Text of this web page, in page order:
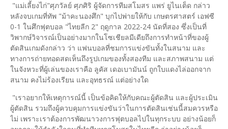
"แม่เลี้ยงไก่"ศุภวัลย์ ศุภศิริ ผู้จัดการทีมสโมสร แพร่ ยูไนเต็ด กล่าว
หลังจบเกมที่ทัพ "ม้าคะนองศึก" บุกไปพ่ายให้กับ เกษตรศาสตร์ เอฟซี
0-1 ในศึกฟุตบอล "ไทยลีก 2" ฤดูกาล 2022-24 นัดที่สอง ซึ่งเป็นที่
วิพากษ์วิจารณ์เป็นอย่างมากในโซเชียลมีเดียถึงการทำหน้าที่ของผู้
ตัดสินเกมดังกล่าว ว่า แฟนบอลที่ชมการแข่งขันทั้งในสนาม และ
ทางการถ่ายทอดสดเห็นถึงรูปเกมของทั้งสองทีม และสภาพสนาม แต่
ในจังหวะที่ผู้เล่นของเราคือ ลูคัส เดอเบามันน์ ถูกใบแดงไล่ออกจาก
สนาม คงไม่ร้องเรียน และอุทธรณ์ แต่อย่างใด
"เราอยากให้เหตุการณ์นี้ เป็นข้อคิดให้กับคณะผู้ตัดสิน และผู้ประเมิน
ผู้ตัดสิน รวมถึงผู้ควบคุมการแข่งขันว่าในการตัดสินเช่นนี้สมควรหรือ
ไม่ เพราะเราต้องการพัฒนาวงการฟุตบอลไปในทุกระบบ อย่างน้อยก็